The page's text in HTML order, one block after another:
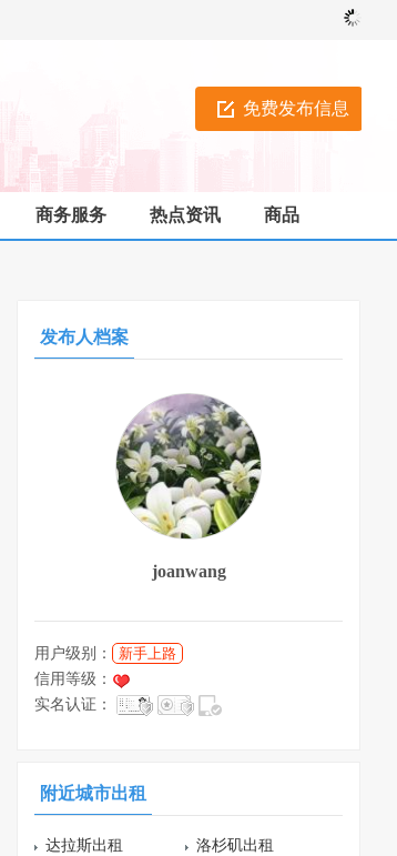
免费发布信息
商务服务 热点资讯 商品
发布人档案
joanwang
用户级别：
新手上路
信用等级：
实名认证：
附近城市出租
达拉斯出租 洛杉矶出租